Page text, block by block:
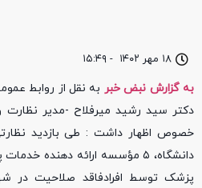
۱۸ مهر ۱۴۰۲ - ۱۵:۴۹
به گزارش نبض خبر به نقل از روابط
دکتر سید رشید میرفلاح -مدیر نظارت
خصوص اظهار داشت : طی بازدید
دانشگاه، ۵ مؤسسه ارائه دهنده
پزشک توسط افرادفاقد صلاحیت در